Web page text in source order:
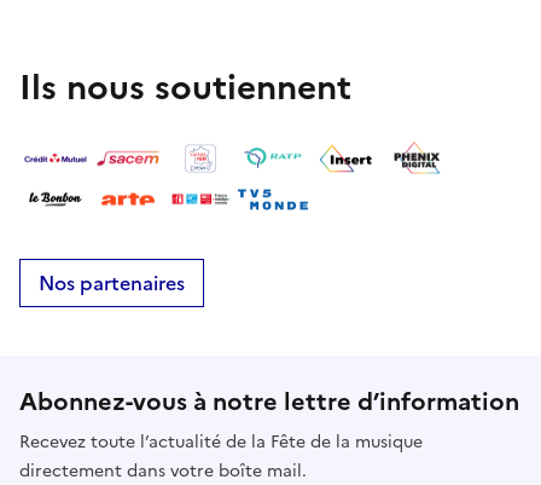
Ils nous soutiennent
Nos partenaires
Abonnez-vous à notre lettre d’information
Recevez toute l’actualité de la Fête de la musique
directement dans votre boîte mail.